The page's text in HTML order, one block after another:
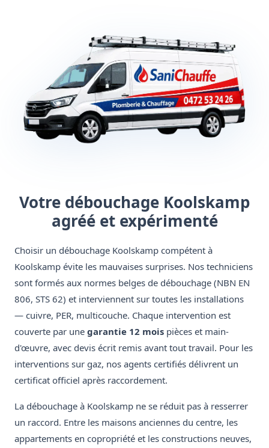
Votre débouchage Koolskamp
agréé et expérimenté
Choisir un débouchage Koolskamp compétent à
Koolskamp évite les mauvaises surprises. Nos techniciens
sont formés aux normes belges de débouchage (NBN EN
806, STS 62) et interviennent sur toutes les installations
— cuivre, PER, multicouche. Chaque intervention est
couverte par une garantie 12 mois pièces et main-
d'œuvre, avec devis écrit remis avant tout travail. Pour les
interventions sur gaz, nos agents certifiés délivrent un
certificat officiel après raccordement.
La débouchage à Koolskamp ne se réduit pas à resserrer
un raccord. Entre les maisons anciennes du centre, les
appartements en copropriété et les constructions neuves,